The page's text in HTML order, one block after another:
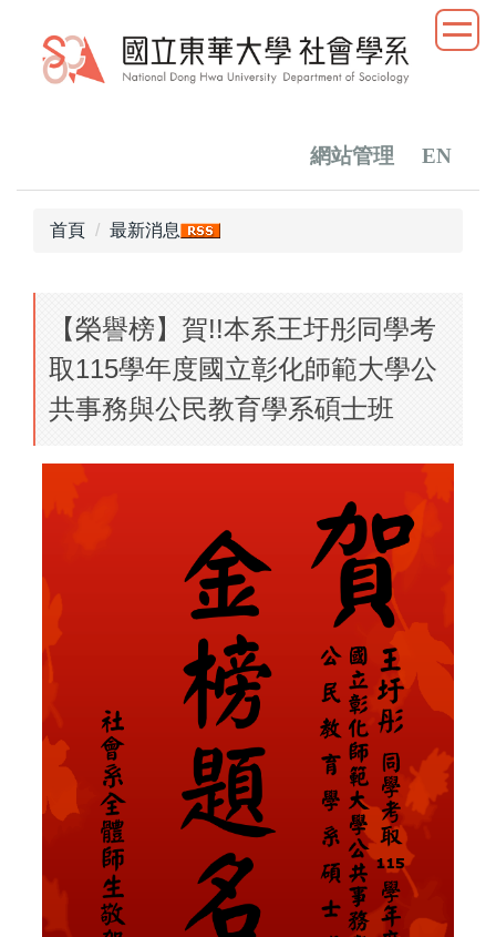
網站管理 EN
首頁 最新消息
【榮譽榜】賀!!本系王圩彤同學考
取115學年度國立彰化師範大學公
共事務與公民教育學系碩士班